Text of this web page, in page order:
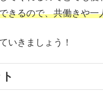
きるので、共働きや
いきましょう！